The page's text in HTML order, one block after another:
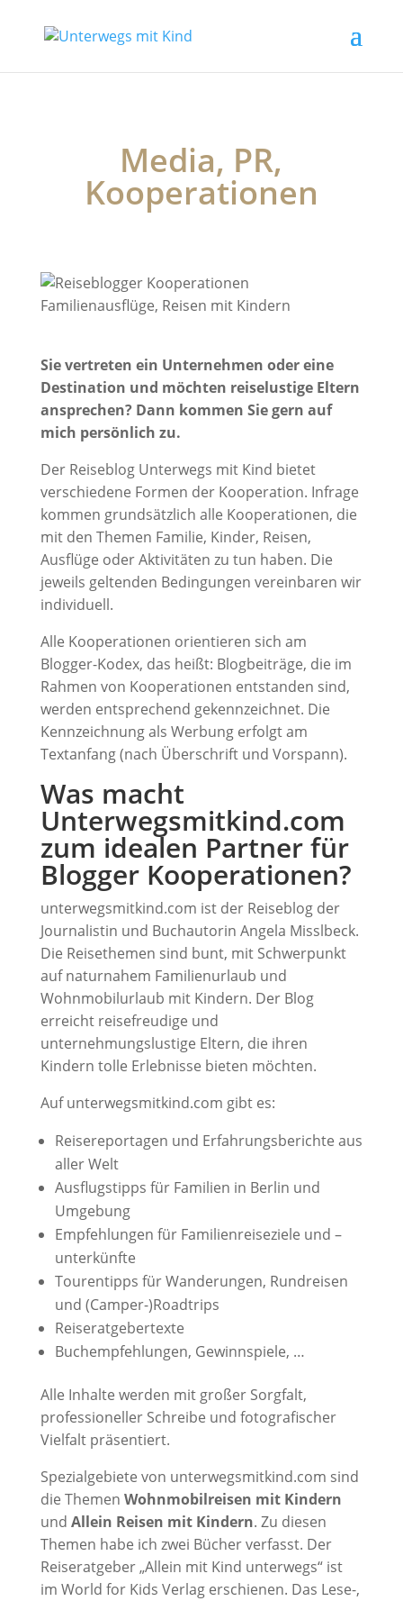
Media, PR,
Kooperationen
Sie vertreten ein Unternehmen oder eine
Destination und möchten reiselustige Eltern
ansprechen? Dann kommen Sie gern auf
mich persönlich zu.
Der Reiseblog Unterwegs mit Kind bietet
verschiedene Formen der Kooperation. Infrage
kommen grundsätzlich alle Kooperationen, die
mit den Themen Familie, Kinder, Reisen,
Ausflüge oder Aktivitäten zu tun haben. Die
jeweils geltenden Bedingungen vereinbaren wir
individuell.
Alle Kooperationen orientieren sich am
Blogger-Kodex, das heißt: Blogbeiträge, die im
Rahmen von Kooperationen entstanden sind,
werden entsprechend gekennzeichnet. Die
Kennzeichnung als Werbung erfolgt am
Textanfang (nach Überschrift und Vorspann).
Was macht
Unterwegsmitkind.com
zum idealen Partner für
Blogger Kooperationen?
unterwegsmitkind.com ist der Reiseblog der
Journalistin und Buchautorin Angela Misslbeck.
Die Reisethemen sind bunt, mit Schwerpunkt
auf naturnahem Familienurlaub und
Wohnmobilurlaub mit Kindern. Der Blog
erreicht reisefreudige und
unternehmungslustige Eltern, die ihren
Kindern tolle Erlebnisse bieten möchten.
Auf unterwegsmitkind.com gibt es:
Reisereportagen und Erfahrungsberichte aus
aller Welt
Ausflugstipps für Familien in Berlin und
Umgebung
Empfehlungen für Familienreiseziele und –
unterkünfte
Tourentipps für Wanderungen, Rundreisen
und (Camper-)Roadtrips
Reiseratgebertexte
Buchempfehlungen, Gewinnspiele, …
Alle Inhalte werden mit großer Sorgfalt,
professioneller Schreibe und fotografischer
Vielfalt präsentiert.
Spezialgebiete von unterwegsmitkind.com sind
die Themen Wohnmobilreisen mit Kindern
und Allein Reisen mit Kindern. Zu diesen
Themen habe ich zwei Bücher verfasst. Der
Reiseratgeber „Allein mit Kind unterwegs“ ist
im World for Kids Verlag erschienen. Das Lese-,